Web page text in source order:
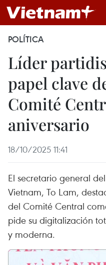
POLÍTICA
Líder
papel clave
Comité
aniversario
18/10/2025 11:41
El secretario general
Vietnam, To Lam,
del Comité Central
pide su digitalización
y moderna.